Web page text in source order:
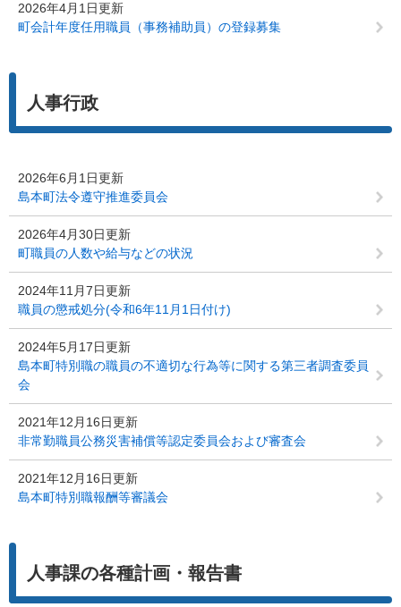
2026年4月1日更新
町会計年度任用職員（事務補助員）の登録募集
人事行政
2026年6月1日更新
島本町法令遵守推進委員会
2026年4月30日更新
町職員の人数や給与などの状況
2024年11月7日更新
職員の懲戒処分(令和6年11月1日付け)
2024年5月17日更新
島本町特別職の職員の不適切な行為等に関する第三者調査委員
会
2021年12月16日更新
非常勤職員公務災害補償等認定委員会および審査会
2021年12月16日更新
島本町特別職報酬等審議会
人事課の各種計画・報告書